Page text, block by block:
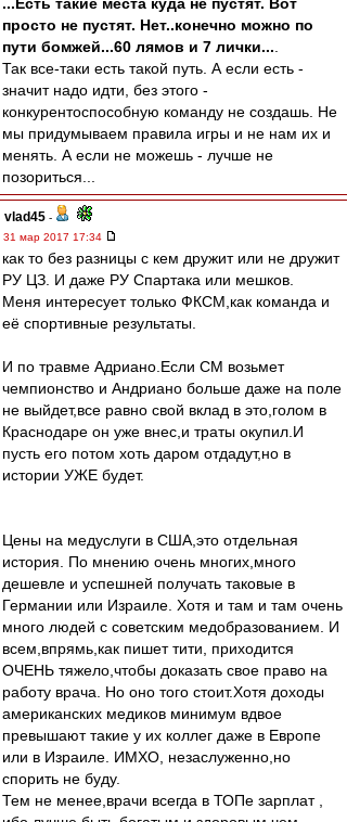
просто не пустят. Нет..конечно можно по
пути бомжей...60 лямов и 7 лички...
Так все-таки есть такой путь. А если есть -
значит надо идти, без этого -
конкурентоспособную команду не создашь. Не
мы придумываем правила игры и не нам их и
менять. А если не можешь - лучше не
позориться...
vlad45 -
31 мар 2017 17:34
как то без разницы с кем дружит или не дружит
РУ ЦЗ. И даже РУ Спартака или мешков.
Меня интересует только ФКСМ,как команда и
её спортивные результаты.
И по травме Адриано.Если СМ возьмет
чемпионство и Андриано больше даже на поле
не выйдет,все равно свой вклад в это,голом в
Краснодаре он уже внес,и траты окупил.И
пусть его потом хоть даром отдадут,но в
истории УЖЕ будет.
Цены на медуслуги в США,это отдельная
история. По мнению очень многих,много
дешевле и успешней получать таковые в
Германии или Израиле. Хотя и там и там очень
много людей с советским медобразованием. И
всем,впрямь,как пишет тити, приходится
ОЧЕНЬ тяжело,чтобы доказать свое право на
работу врача. Но оно того стоит.Хотя доходы
американских медиков минимум вдвое
превышают такие у их коллег даже в Европе
или в Израиле. ИМХО, незаслуженно,но
спорить не буду.
Тем не менее,врачи всегда в ТОПе зарплат ,